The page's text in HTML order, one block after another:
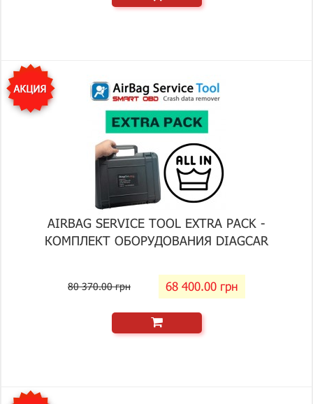
AIRBAG SERVICE TOOL EXTRA PACK -
КОМПЛЕКТ ОБОРУДОВАНИЯ DIAGCAR
80 370.00 грн 68 400.00 грн